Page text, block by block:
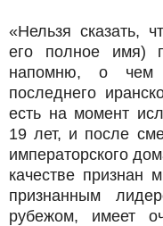
«Нельзя сказать,
его полное имя)
напомню, о чем
последнего
есть на момент
19 лет, и после
императорского
качестве признан
признанным
рубежом, имеет